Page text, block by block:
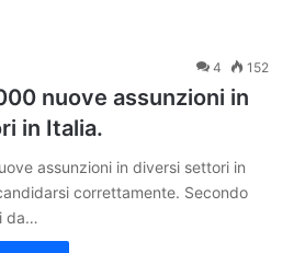
4 152
nuove assunzioni in
in Italia.
assunzioni in diversi settori in
correttamente. Secondo
da…